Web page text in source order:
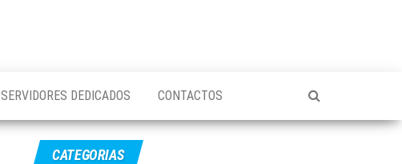
SERVIDORES DEDICADOS CONTACTOS
CATEGORIAS